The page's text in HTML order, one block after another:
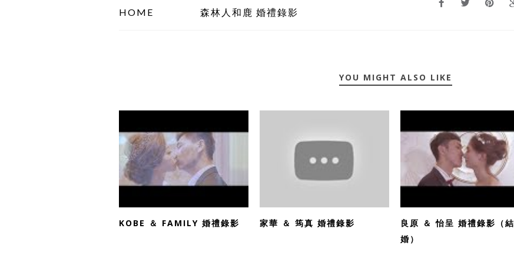
HOME 森林人和鹿 婚禮錄影
YOU MIGHT ALSO LIKE
KOBE ＆ FAMILY 婚禮錄影 家華 ＆ 筠真 婚禮錄影
良原 ＆ 怡呈 婚禮錄影（結
婚）